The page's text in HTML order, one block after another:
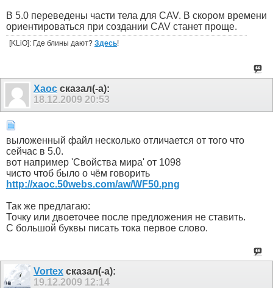
В 5.0 переведены части тела для CAV. В скором времени
ориентироваться при создании CAV станет проще.
[KLiO]: Где блины дают? Здесь!
Xaoc сказал(-а):
18.12.2009 20:53
выложенный файл несколько отличается от того что
сейчас в 5.0.
вот например 'Свойства мира' от 1098
чисто чтоб было о чём говорить
http://xaoc.50webs.com/aw/WF50.png
Так же предлагаю:
Точку или двоеточее после предложения не ставить.
С большой буквы писать тока первое слово.
Vortex сказал(-а):
19.12.2009 12:14